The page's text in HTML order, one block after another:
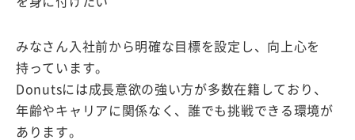
みなさん入社前から明確な目標を設定し、向上心を
持っています。
Donutsには成長意欲の強い方が多数在籍しており、
年齢やキャリアに関係なく、誰でも挑戦できる環境が
あります。